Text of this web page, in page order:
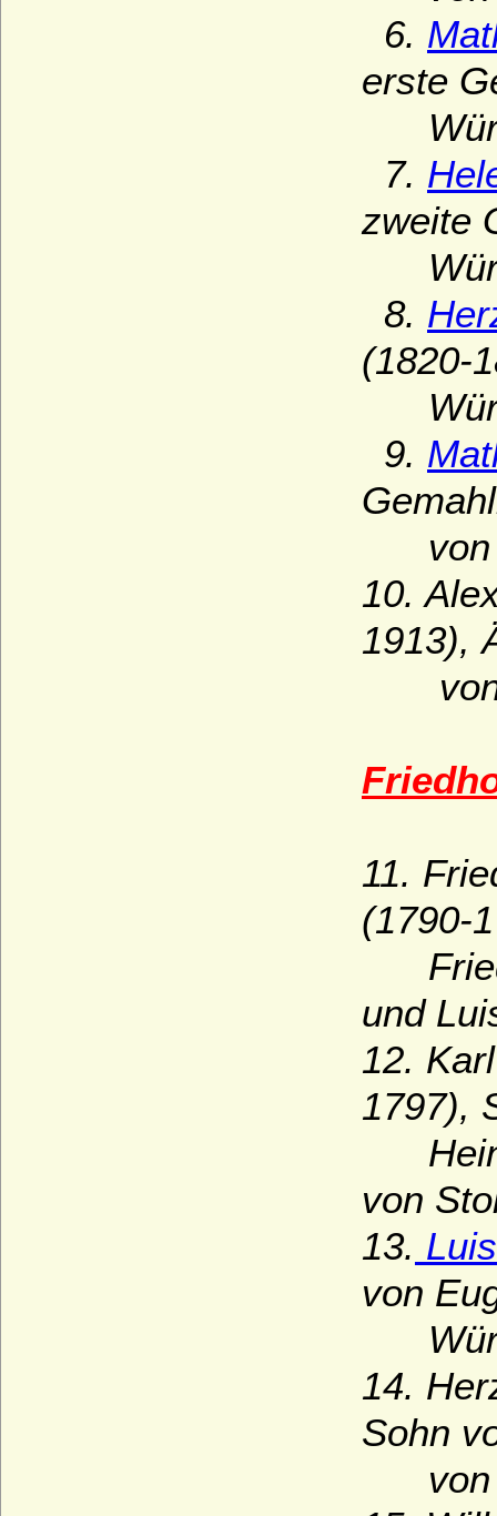
6.
erste
7.
zweite
8.
(1820-
9.
von
10.
1913),
von
11.
(1790-
und
12.
1797),
von
13.
von
14.
Sohn
von